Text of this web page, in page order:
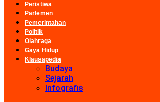
Peristiwa
Parlemen
Pemerintahan
Politik
Olahraga
Gaya Hidup
Klausapedia
Budaya
Sejarah
Infografis